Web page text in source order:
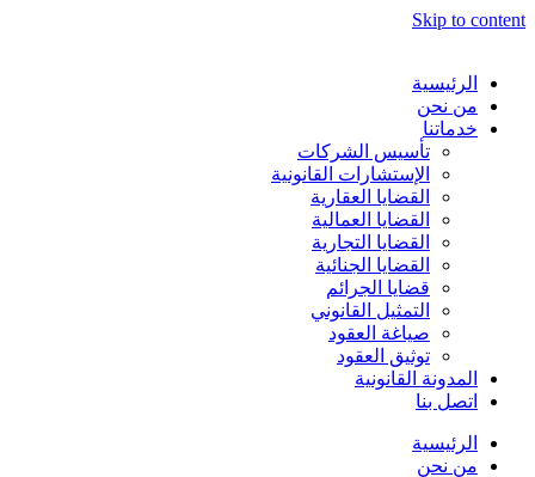
Skip to content
الرئيسية
من نحن
خدماتنا
تأسيس الشركات
الإستشارات القانونية
القضايا العقارية
القضايا العمالية
القضايا التجارية
القضايا الجنائية
قضايا الجرائم
التمثيل القانوني
صياغة العقود
توثيق العقود
المدونة القانونية
اتصل بنا
الرئيسية
من نحن